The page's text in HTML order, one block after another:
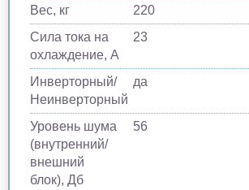
Вес, кг
220
Сила тока на
охлаждение, А
23
Инверторный/
Неинверторный
да
Уровень шума
(внутренний/
внешний
блок), Дб
56